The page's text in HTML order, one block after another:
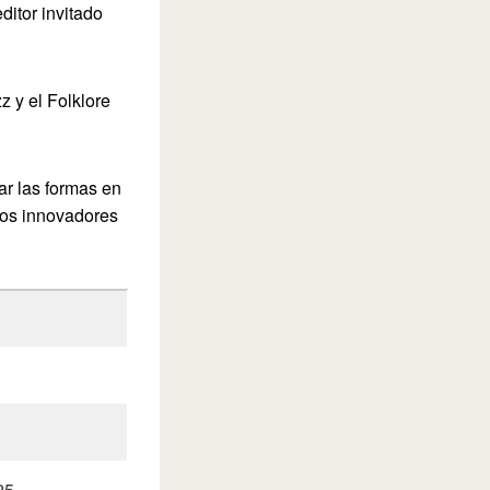
invitado
y el Folklore
las formas en
innovadores